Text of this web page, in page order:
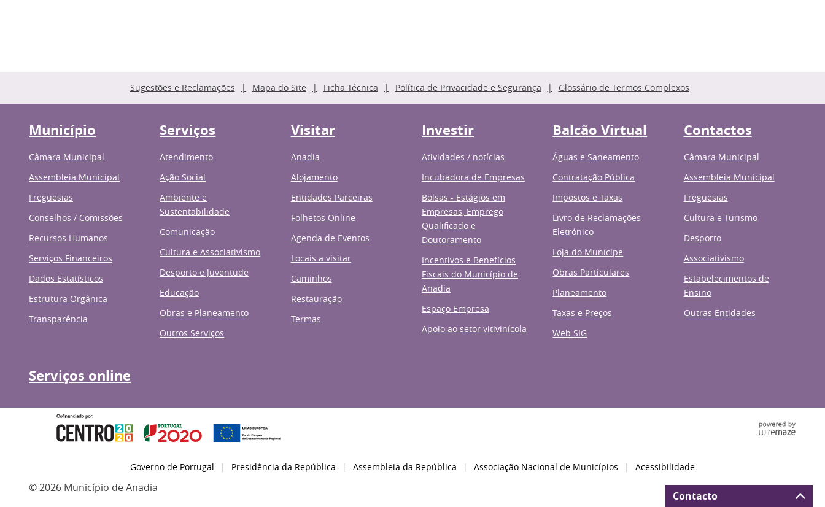
Sugestões e Reclamações Mapa do Site Ficha Técnica Política de Privacidade e Segurança Glossário de Termos Complexos
Município
Câmara Municipal
Assembleia Municipal
Freguesias
Conselhos / Comissões
Recursos Humanos
Serviços Financeiros
Dados Estatísticos
Estrutura Orgânica
Transparência
Serviços
Atendimento
Ação Social
Ambiente e
Sustentabilidade
Comunicação
Cultura e Associativismo
Desporto e Juventude
Educação
Obras e Planeamento
Outros Serviços
Visitar
Anadia
Alojamento
Entidades Parceiras
Folhetos Online
Agenda de Eventos
Locais a visitar
Caminhos
Restauração
Termas
Investir
Atividades / notícias
Incubadora de Empresas
Bolsas - Estágios em
Empresas, Emprego
Qualificado e
Doutoramento
Incentivos e Benefícios
Fiscais do Município de
Anadia
Espaço Empresa
Apoio ao setor vitivinícola
Balcão Virtual
Águas e Saneamento
Contratação Pública
Impostos e Taxas
Livro de Reclamações
Eletrónico
Loja do Munícipe
Obras Particulares
Planeamento
Taxas e Preços
Web SIG
Contactos
Câmara Municipal
Assembleia Municipal
Freguesias
Cultura e Turismo
Desporto
Associativismo
Estabelecimentos de
Ensino
Outras Entidades
Serviços online
Governo de Portugal Presidência da República Assembleia da República Associação Nacional de Municípios Acessibilidade
© 2026 Município de Anadia
Contacto